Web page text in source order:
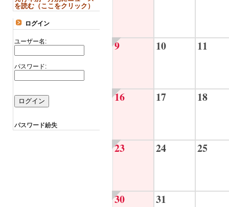
を読む（ここをクリック）
ログイン
ユーザー名:
パスワード:
パスワード紛失
9 10 11
16 17 18
23 24 25
30 31